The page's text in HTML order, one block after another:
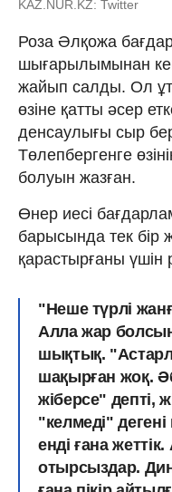
KAZ.NUR.KZ: Twitter
Роза Әлқожа
шығарылымынан
жайып салды. Ол
өзіне қатты әсер
денсаулығы сыр
Төлепбергенге
болуын жазған.
Өнер иесі
барысында тек бір
қарастырғаны үшін
"Неше түрлі
Алла жар
шықтық.
шақырған жоқ.
жіберсе" депті,
"келмеді"
енді ғана
отырсыздар.